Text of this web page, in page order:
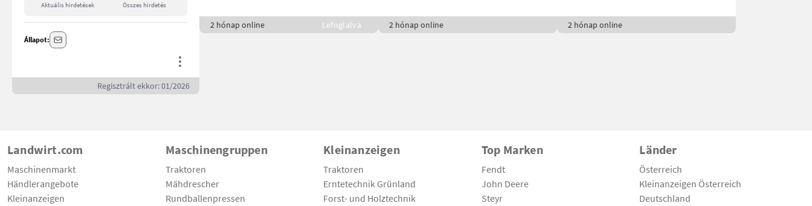
Aktuális hirdetések Összes hirdetés
Állapot:
Regisztrált ekkor: 01/2026
2 hónap online Lefoglalva 2 hónap online 2 hónap online
Landwirt.com
Maschinenmarkt
Händlerangebote
Kleinanzeigen
Maschinengruppen
Traktoren
Mähdrescher
Rundballenpressen
Kleinanzeigen
Traktoren
Erntetechnik Grünland
Forst- und Holztechnik
Top Marken
Fendt
John Deere
Steyr
Länder
Österreich
Kleinanzeigen Österreich
Deutschland